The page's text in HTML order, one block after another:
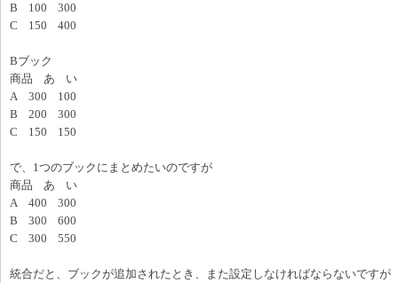
B 100 300
C 150 400
Bブック
商品 あ い
A 300 100
B 200 300
C 150 150
で、1つのブックにまとめたいのですが
商品 あ い
A 400 300
B 300 600
C 300 550
統合だと、ブックが追加されたとき、また設定しなければならないですが